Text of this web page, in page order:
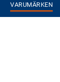
VARUMÄRKEN